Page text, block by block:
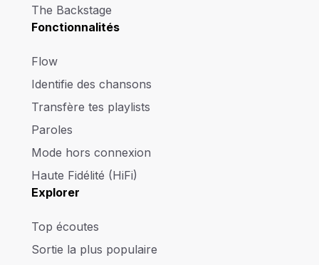
The Backstage
Fonctionnalités
Flow
Identifie des chansons
Transfère tes playlists
Paroles
Mode hors connexion
Haute Fidélité (HiFi)
Explorer
Top écoutes
Sortie la plus populaire